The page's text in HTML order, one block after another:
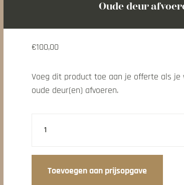
Oude deur
€100,00
Voeg dit product toe aan je offerte als
oude deur(en) afvoeren.
deur
Toevoegen aan prijsopgave